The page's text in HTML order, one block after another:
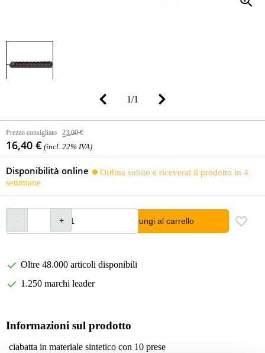
1/1
Prezzo consigliato 23,00 €
16,40 € (incl. 22% IVA)
Disponibilità online
Ordina subito e riceverai il prodotto in 4
settimane
Aggiungi al carrello
Oltre 48.000 articoli disponibili
1.250 marchi leader
Informazioni sul prodotto
ciabatta in materiale sintetico con 10 prese